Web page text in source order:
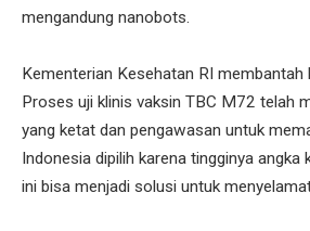
mengandung nanobots.
Kementerian Kesehatan RI membantah
Proses uji klinis vaksin TBC M72 telah
yang ketat dan pengawasan untuk
Indonesia dipilih karena tingginya angka
ini bisa menjadi solusi untuk